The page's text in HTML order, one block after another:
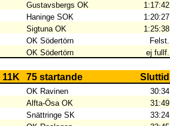
Gustavsbergs OK 1:17:42
Haninge SOK 1:20:27
Sigtuna OK 1:25:38
OK Södertörn Felst.
OK Södertörn ej fullf.
11K 75 startande Sluttid
OK Ravinen
30:34
Alfta-Ösa OK 31:49
Snättringe SK 33:24